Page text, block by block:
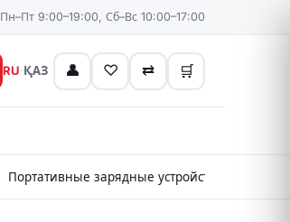
Пн–Пт 9:00–19:00, Сб–Вс 10:00–17:00
RU·ҚАЗ 👤 ♡ ⇄ 🛒
Портативные зарядные устройства